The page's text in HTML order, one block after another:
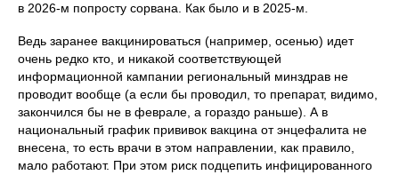
в 2026-м попросту сорвана. Как было и в 2025-м.
Ведь заранее вакцинироваться (например, осенью) идет
очень редко кто, и никакой соответствующей
информационной кампании региональный минздрав не
проводит вообще (а если бы проводил, то препарат, видимо,
закончился бы не в феврале, а гораздо раньше). А в
национальный график прививок вакцина от энцефалита не
внесена, то есть врачи в этом направлении, как правило,
мало работают. При этом риск подцепить инфицированного